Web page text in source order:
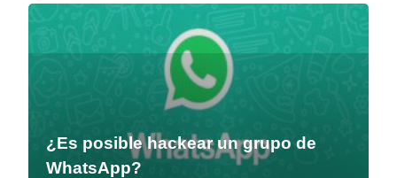
¿Es posible hackear un grupo de
WhatsApp?